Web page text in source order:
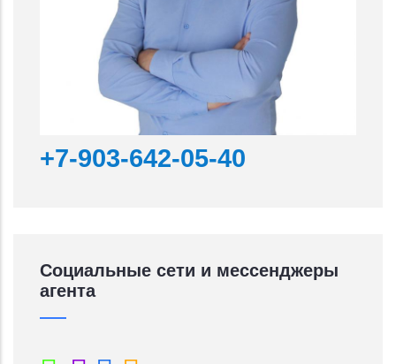
+7-903-642-05-40
Социальные сети и мессенджеры
агента